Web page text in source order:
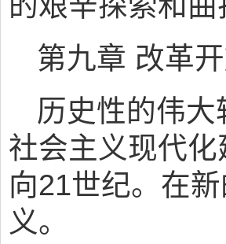
第九章 改革
历史性的伟
社会主义现代
向21世纪。在
义。